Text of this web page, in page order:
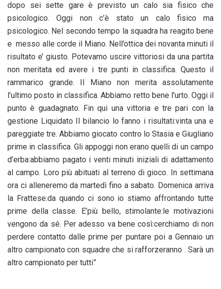
dopo sei sette gare è previsto un calo sia fisico che
psicologico. Oggi non c’è stato un calo fisico ma
psicologico. Nel secondo tempo la squadra ha reagito bene
e messo alle corde il Miano. Nell’ottica dei novanta minuti il
risultato e’ giusto. Potevamo uscire vittoriosi da una partita
non meritata ed avere i tre punti in classifica. Questo il
rammarico grande. Il Miano non merita assolutamente
l’ultimo posto in classifica. Abbiamo retto bene l’urto. Oggi il
punto è guadagnato. Fin qui una vittoria e tre pari con la
gestione Liquidato Il bilancio lo fanno i risultati:vinta una e
pareggiate tre. Abbiamo giocato contro lo Stasia e Giugliano
prime in classifica. Gli appoggi non erano quelli di un campo
d’erba:abbiamo pagato i venti minuti iniziali di adattamento
al campo. Loro più abituati al terreno di gioco. In settimana
ora ci alleneremo da martedì fino a sabato. Domenica arriva
la Frattese:da quando ci sono io stiamo affrontando tutte
prime della classe. E’più bello, stimolante:le motivazioni
vengono da sé. Per adesso va bene così:cerchiamo di non
perdere contatto dalle prime per puntare poi a Gennaio un
altro campionato con squadre che si rafforzeranno . Sarà un
altro campionato per tutti”